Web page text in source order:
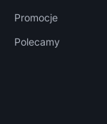
Promocje
Polecamy